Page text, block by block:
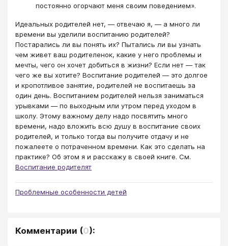
постоянно огорчают меня своим поведением».
Идеальных родителей нет, ― отвечаю я, ― а много ли
времени вы уделили воспитанию родителей?
Постарались ли вы понять их? Пытались ли вы узнать
чем живет ваш родителенок, какие у него проблемы и
мечты, чего он хочет добиться в жизни? Если нет ― так
чего же вы хотите? Воспитание родителей ― это долгое
и кропотливое занятие, родителей не воспитаешь за
один день. Воспитанием родителей нельзя заниматься
урывками ― по выходным или утром перед уходом в
школу. Этому важному делу надо посвятить много
времени, надо вложить всю душу в воспитание своих
родителей, и только тогда вы получите отдачу и не
пожалеете о потраченном времени. Как это сделать на
практике? Об этом я и расскажу в своей книге. См.
Воспитание родителят
Проблемные особенности детей
Комментарии (0):